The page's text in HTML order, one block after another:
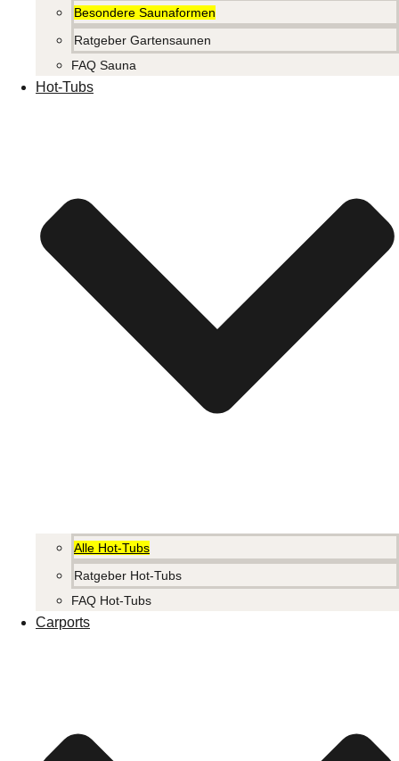
Besondere Saunaformen
Ratgeber Gartensaunen
FAQ Sauna
Hot-Tubs
Alle Hot-Tubs
Ratgeber Hot-Tubs
FAQ Hot-Tubs
Carports